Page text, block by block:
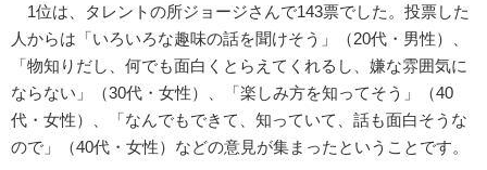
1位は、タレントの所ジョージさんで143票でした。投票した
人からは「いろいろな趣味の話を聞けそう」（20代・男性）、
「物知りだし、何でも面白くとらえてくれるし、嫌な雰囲気に
ならない」（30代・女性）、「楽しみ方を知ってそう」（40
代・女性）、「なんでもできて、知っていて、話も面白そうな
ので」（40代・女性）などの意見が集まったということです。